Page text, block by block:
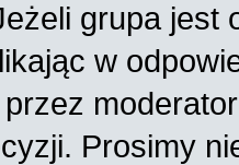
grupa
w
Prosimy